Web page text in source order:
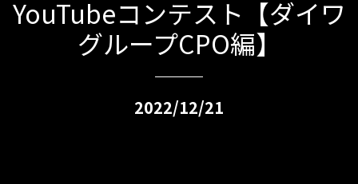
YouTubeコンテスト【ダイワ
グループCPO編】
2022/12/21